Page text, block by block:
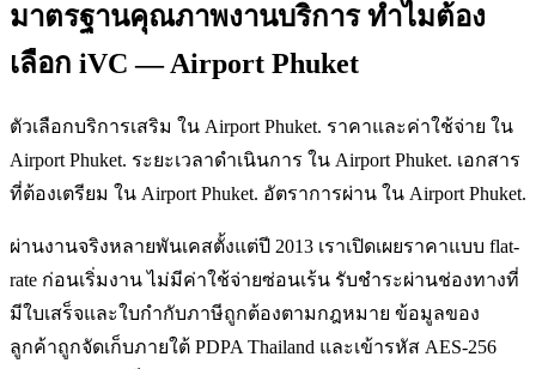
มาตรฐานคุณภาพงานบริการ ทำไมต้อง
เลือก iVC — Airport Phuket
ตัวเลือกบริการเสริม ใน Airport Phuket. ราคาและค่าใช้จ่าย ใน
Airport Phuket. ระยะเวลาดำเนินการ ใน Airport Phuket. เอกสาร
ที่ต้องเตรียม ใน Airport Phuket. อัตราการผ่าน ใน Airport Phuket.
ผ่านงานจริงหลายพันเคสตั้งแต่ปี 2013 เราเปิดเผยราคาแบบ flat-
rate ก่อนเริ่มงาน ไม่มีค่าใช้จ่ายซ่อนเร้น รับชำระผ่านช่องทางที่
มีใบเสร็จและใบกำกับภาษีถูกต้องตามกฎหมาย ข้อมูลของ
ลูกค้าถูกจัดเก็บภายใต้ PDPA Thailand และเข้ารหัส AES-256